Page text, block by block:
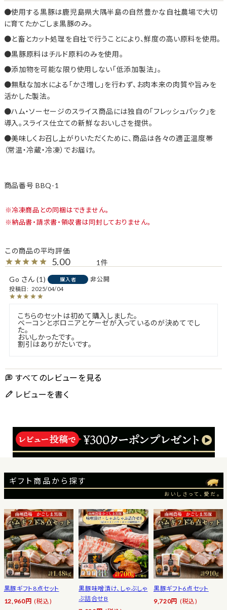
使用する黒豚は鹿児島県大隅半島の自然豊かな自社農場で大切
に育てたかごしま黒豚のみ。
と畜とカット処理を自社で行うことにより、鮮度の高い原料を使用。
黒豚原料はチルド原料のみを使用。
添加物を可能な限り使用しない「低添加製法」。
無駄な加水による「かさ増し」を行わず、お肉本来の肉質や旨みを
活かした製法。
ハム・ソーセージのスライス商品には独自の「フレッシュパック」を
導入。スライス仕立ての新鮮なおいしさを提供。
美味しくお召し上がりいただくために、商品は各々の適正温度帯
（常温・冷蔵・冷凍）でお届け。
商品番号 BBQ-1
冷凍商品との同梱はできません。
納品書・請求書・領収書は同封しておりません。
5.00
1
Go
1 購入者 非公開
投稿日 2025/04/04
こちらのセットは初めて購入しました。
ベーコンとボロニアとケーゼが入っているのが決めてでし
た。
おいしかったです。
すべてのレビューを見る
レビューを書く
ギフト商品から探す
おいしさって、愛だ。
黒豚ギフト8点セット
12,960円 (税込)
黒豚味噌漬け、しゃぶしゃ
ぶ詰合せB
黒豚ギフト6点セット
9,720円 (税込)